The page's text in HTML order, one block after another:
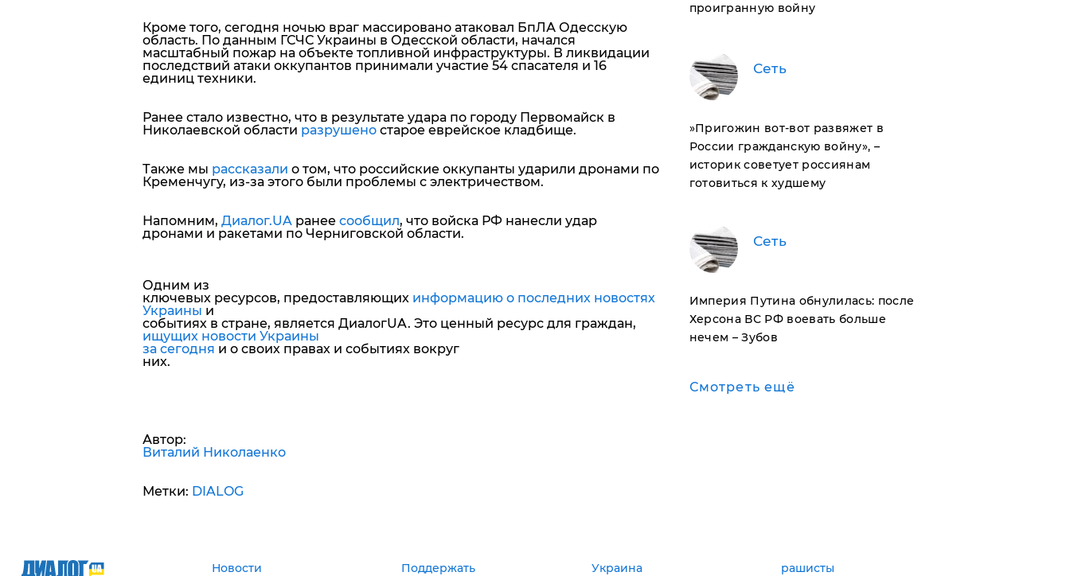
Кроме того, сегодня ночью враг массировано атаковал БпЛА Одесскую
область. По данным ГСЧС Украины в Одесской области, начался
масштабный пожар на объекте топливной инфраструктуры. В ликвидации
последствий атаки оккупантов принимали участие 54 спасателя и 16
единиц техники.
Ранее стало известно, что в результате удара по городу Первомайск в
Николаевской области разрушеностарое еврейское кладбище.
Также мы рассказали о том, что российские оккупанты ударили дронами по
Кременчугу, из-за этого были проблемы с электричеством.
Напомним, Диалог.UAранее сообщил, что войска РФ нанесли удар
дронами и ракетами по Черниговской области.
Одним из
ключевых ресурсов, предоставляющих информацию о последних новостях
Украины и
событиях в стране, является ДиалогUA. Это ценный ресурс для граждан,
ищущих новости Украины
за сегодня и о своих правах и событиях вокруг
них.
Автор:
Виталий Николаенко
Метки: DIALOG
проигранную войну
Сеть
​»Пригожин вот-вот развяжет в
России гражданскую войну», –
историк советует россиянам
готовиться к худшему
Сеть
Империя Путина обнулилась: после
Херсона ВС РФ воевать больше
нечем – Зубов
Смотреть ещё
Новости Поддержать Украина рашисты